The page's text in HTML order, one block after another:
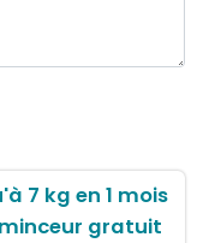
7 kg en 1 mois
gratuit